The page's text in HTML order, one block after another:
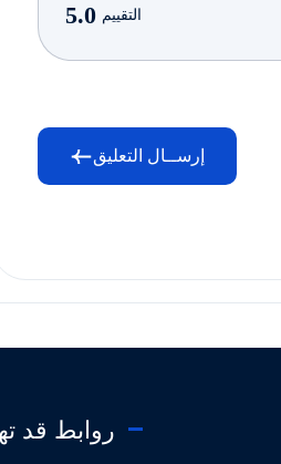
التقييم 5.0
إرســال التعليق
روابط قد